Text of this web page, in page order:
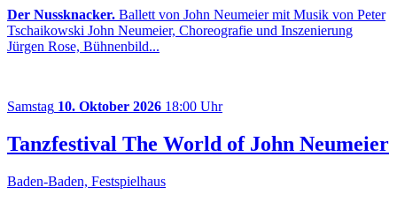
Der Nussknacker. Ballett von John Neumeier mit Musik von Peter
Tschaikowski John Neumeier, Choreografie und Inszenierung
Jürgen Rose, Bühnenbild...
Samstag 10. Oktober 2026 18:00 Uhr
Tanzfestival The World of John Neumeier
Baden-Baden, Festspielhaus